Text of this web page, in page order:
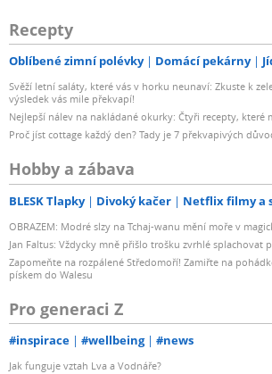
Recepty
Oblíbené zimní polévky Domácí pekárny
Svěží letní saláty, které vás v horku neunaví: Zkuste k
výsledek vás mile překvapí!
Nejlepší nálev na nakládané okurky: Čtyři recepty, které
Proč jíst cottage každý den? Tady je 7 překvapivých
Hobby a zábava
BLESK Tlapky Divoký kačer Netflix filmy a
OBRAZEM: Modré slzy na Tchaj-wanu mění moře v
Jan Faltus: Vždycky mně přišlo trošku zvrhlé splachovat
Zapomeňte na rozpálené Středomoří! Zamiřte na
pískem do Walesu
Pro generaci Z
#inspirace #wellbeing #news
Jak funguje vztah Lva a Vodnáře?